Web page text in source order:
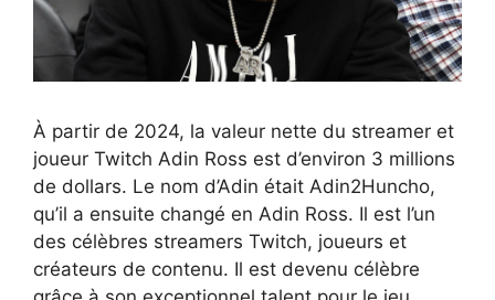
À partir de 2024, la valeur nette du streamer et
joueur Twitch Adin Ross est d’environ 3 millions
de dollars. Le nom d’Adin était Adin2Huncho,
qu’il a ensuite changé en Adin Ross. Il est l’un
des célèbres streamers Twitch, joueurs et
créateurs de contenu. Il est devenu célèbre